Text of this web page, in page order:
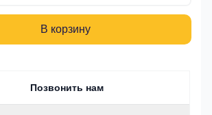
В корзину
Позвонить нам